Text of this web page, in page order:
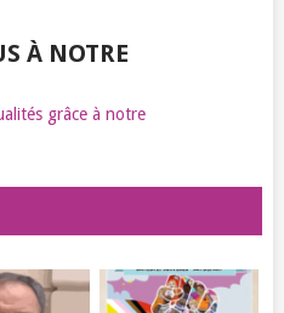
À NOTRE
grâce à notre